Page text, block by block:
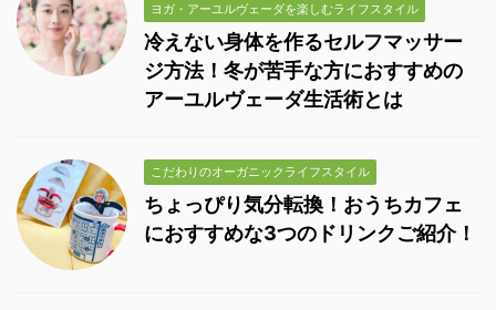
ヨガ・アーユルヴェーダを楽しむライフスタイル
冷えない身体を作るセルフマッサー
ジ方法！冬が苦手な方におすすめの
アーユルヴェーダ生活術とは
こだわりのオーガニックライフスタイル
ちょっぴり気分転換！おうちカフェ
におすすめな3つのドリンクご紹介！